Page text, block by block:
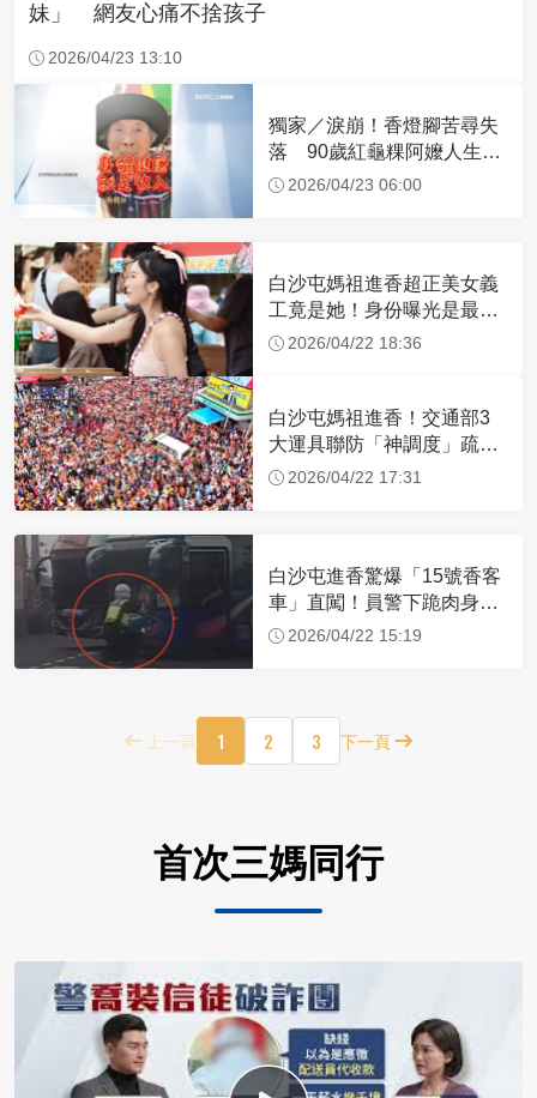
妹」 網友心痛不捨孩子
2026/04/23 13:10
獨家／淚崩！香燈腳苦尋失
落 90歲紅龜粿阿嬤人生謝
幕2026/04/23 06:00
白沙屯媽祖進香超正美女義
工竟是她！身份曝光是最美
禮生 一輩子不結婚
2026/04/22 18:36
白沙屯媽祖進香！交通部3
大運具聯防「神調度」疏運
32.1萬創新高
2026/04/22 17:31
白沙屯進香驚爆「15號香客
車」直闖！員警下跪肉身擋
車：讓行人先過
2026/04/22 15:19
上一頁 1 2 3 下一頁
首次三媽同行